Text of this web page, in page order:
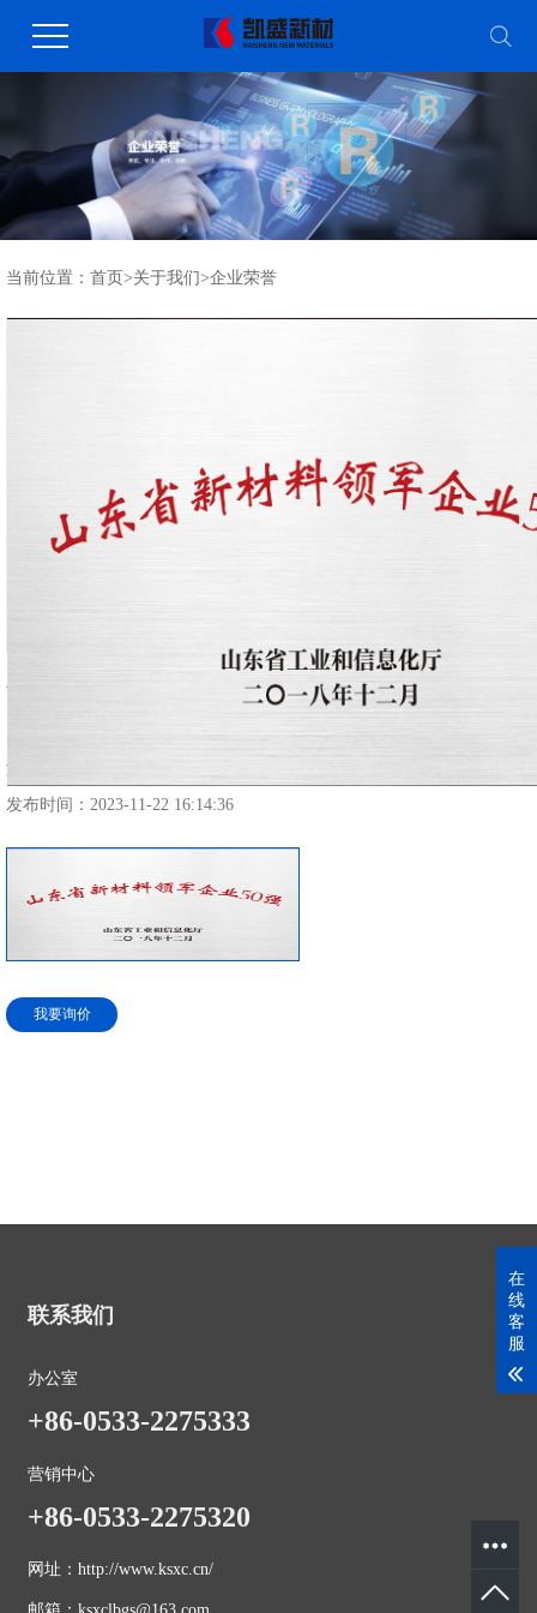
当前位置： 首页 >关于我们>企业荣誉
企业荣誉
浏览次数：
发布时间： 2023-11-22 16:14:36
我要询价
联系我们
办公室
+86-0533-2275333
营销中心
+86-0533-2275320
网址：http://www.ksxc.cn/
在
线
客
服